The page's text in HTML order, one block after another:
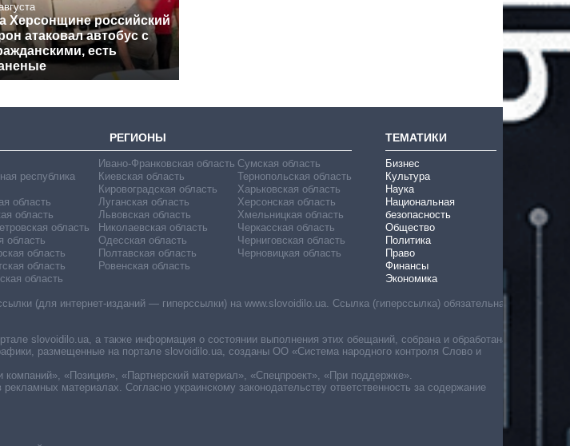
Херсонщине российский
атаковал автобус с
есть
РЕГИОНЫ
республика
область
область
область
область
область
область
область
Ивано-Франковская область
Киевская область
Кировоградская область
Луганская область
Львовская область
Николаевская область
Одесская область
Полтавская область
Ровенская область
Сумская область
Тернопольская область
Харьковская область
Херсонская область
Хмельницкая область
Черкасская область
Черниговская область
Черновицкая область
ТЕМАТИКИ
Бизнес
Культура
Наука
Национальная
безопасность
Общество
Политика
Право
Финансы
Экономика
(для интернет-изданий — гиперссылки) на www.slovoidilo.ua. Ссылка (гиперссылка) обязательна
slovoidilo.ua, а также информация о состоянии выполнения этих обещаний, собрана и обработана
размещенные на портале slovoidilo.ua, созданы ОО «Система народного контроля Слово и
«Позиция», «Партнерский материал», «Спецпроект», «При поддержке».
материалах. Согласно украинскому законодательству ответственность за содержание